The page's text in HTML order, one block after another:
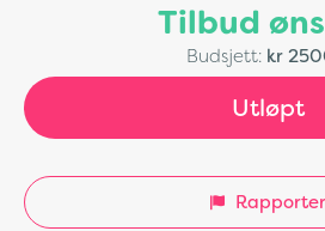
Tilbud
Budsjett: kr
Utløpt
Rapporter